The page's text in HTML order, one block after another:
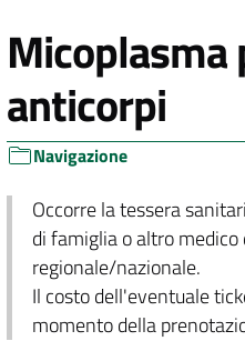
Micoplasma
anticorpi
Navigazione
Occorre la tessera
di famiglia o altro
regionale/nazionale.
Il costo dell'eventuale
momento della